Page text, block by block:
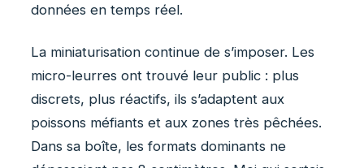
données en temps réel.
La miniaturisation continue de s’imposer. Les
micro-leurres ont trouvé leur public : plus
discrets, plus réactifs, ils s’adaptent aux
poissons méfiants et aux zones très pêchées.
Dans sa boîte, les formats dominants ne